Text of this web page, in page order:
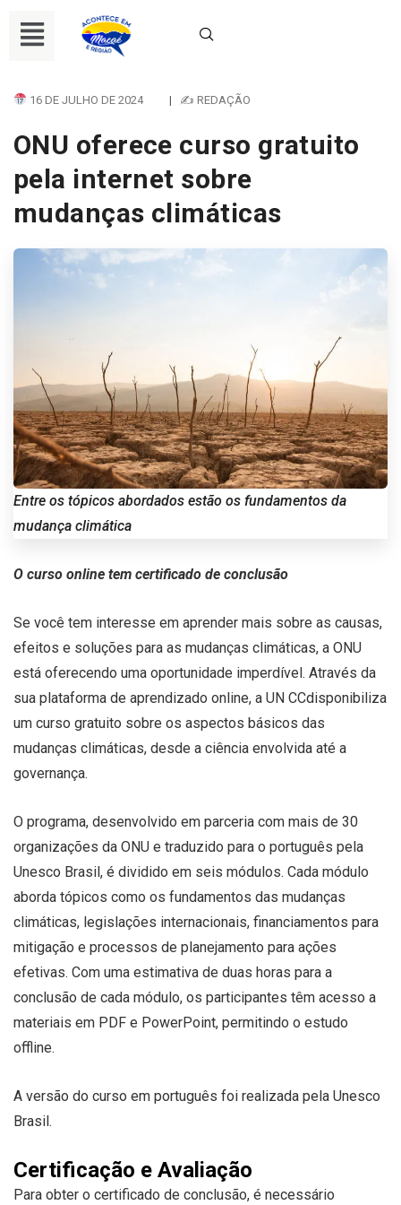
16 DE JULHO DE 2024 | ✍ REDAÇÃO
ONU oferece curso gratuito
pela internet sobre
mudanças climáticas
Entre os tópicos abordados estão os fundamentos da
mudança climática
O curso online tem certificado de conclusão
Se você tem interesse em aprender mais sobre as causas,
efeitos e soluções para as mudanças climáticas, a ONU
está oferecendo uma oportunidade imperdível. Através da
sua plataforma de aprendizado online, a UN CCdisponibiliza
um curso gratuito sobre os aspectos básicos das
mudanças climáticas, desde a ciência envolvida até a
governança.
O programa, desenvolvido em parceria com mais de 30
organizações da ONU e traduzido para o português pela
Unesco Brasil, é dividido em seis módulos. Cada módulo
aborda tópicos como os fundamentos das mudanças
climáticas, legislações internacionais, financiamentos para
mitigação e processos de planejamento para ações
efetivas. Com uma estimativa de duas horas para a
conclusão de cada módulo, os participantes têm acesso a
materiais em PDF e PowerPoint, permitindo o estudo
offline.
A versão do curso em português foi realizada pela Unesco
Brasil.
Certificação e Avaliação
Para obter o certificado de conclusão, é necessário